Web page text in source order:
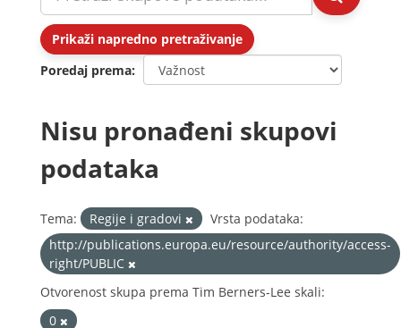
Prikaži napredno pretraživanje
Poredaj prema
Nisu pronađeni skupovi
podataka
Tema: Regije i gradovi
Vrsta podataka:
http://publications.europa.eu/resource/authority/access-
right/PUBLIC
Otvorenost skupa prema Tim Berners-Lee skali:
0